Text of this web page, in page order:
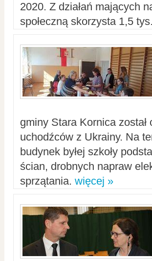
2020. Z działań mających
społeczną skorzysta 1,5
gminy Stara Kornica
uchodźców z Ukrainy. Na
budynek byłej szkoły
ścian, drobnych napraw
sprzątania. więcej »